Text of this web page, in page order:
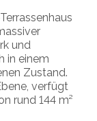
und
in einem
Zustand.
verfügt
rund 144 m²